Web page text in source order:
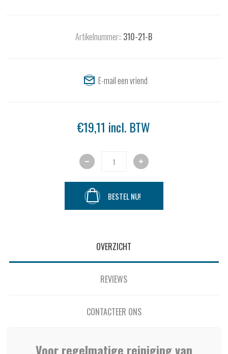
Artikelnummer:: 310-21-B
€19,11 incl. BTW
BESTEL NU!
OVERZICHT
REVIEWS
CONTACTEER ONS
Voor regelmatige reiniging van